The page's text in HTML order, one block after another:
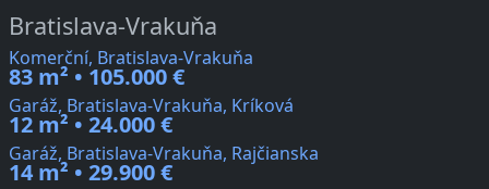
Bratislava-Vrakuňa
Komerční, Bratislava-Vrakuňa
83 m² • 105.000 €
Garáž, Bratislava-Vrakuňa, Kríková
12 m² • 24.000 €
Garáž, Bratislava-Vrakuňa, Rajčianska
14 m² • 29.900 €